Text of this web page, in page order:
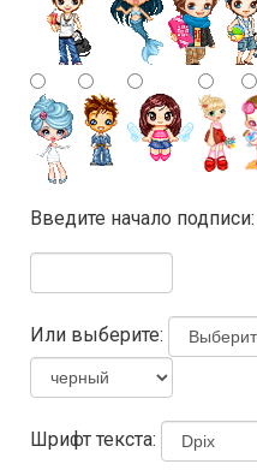
Введите начало подписи:
Или выберите:
Шрифт текста: